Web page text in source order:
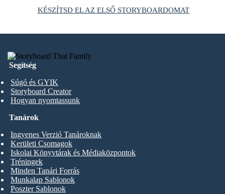
KÉSZÍTSD EL AZ ELSŐ STORYBOARDOMAT
Segítség
Súgó és GYIK
Storyboard Creator
Hogyan nyomtassunk
Tanárok
Ingyenes Verzió Tanároknak
Kerületi Csomagok
Iskolai Könyvtárak és Médiaközpontok
Tréningek
Minden Tanári Forrás
Munkalap Sablonok
Poszter Sablonok